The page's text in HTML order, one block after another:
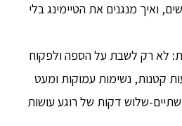
ואיך מנגנים את הטיימינג בלי
לא רק לשבת על הספה ולפקוח
קטנות, נשימות עמוקות ומעט
שלוש דקות של רוגע עושות